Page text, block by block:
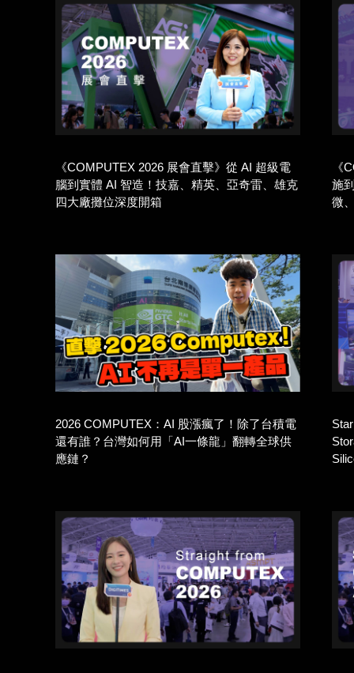
《COMPUTEX 2026 展會直擊》從 AI 超級電
腦到實體 AI 智造！技嘉、精英、亞奇雷、雄克
四大廠攤位深度開箱
《
施
微
2026 COMPUTEX：AI 股漲瘋了！除了台積電
還有誰？台灣如何用「AI一條龍」翻轉全球供
應鏈？